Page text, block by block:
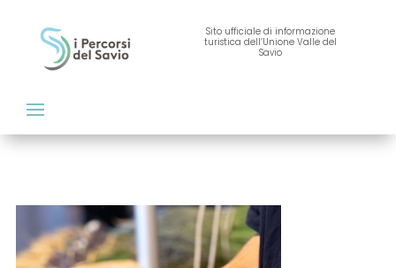
Sito ufficiale di informazione
turistica dell’Unione Valle del
Savio